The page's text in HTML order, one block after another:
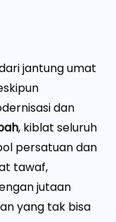
jantung umat
dan
, kiblat seluruh
persatuan dan
tawaf,
jutaan
yang tak bisa